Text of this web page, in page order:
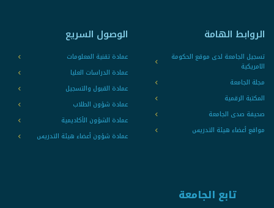
الروابط الهامة
تسجيل الجامعة لدى موقع الحكومة
الامريكية
مجلة الجامعة
المكتبة الرقمية
صحيفة صدى الجامعة
مواقع أعضاء هيئة التدريس
الوصول السريع
عمادة تقنية المعلومات
عمادة الدراسات العليا
عمادة القبول والتسجيل
عمادة شؤون الطلاب
عمادة الشؤون الأكاديمية
عمادة شؤون أعضاء هيئة التدريس
تابع الجامعة